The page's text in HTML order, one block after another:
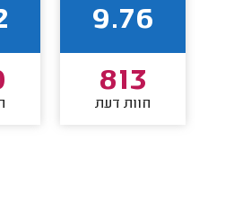
9.76
813
חוות דעת